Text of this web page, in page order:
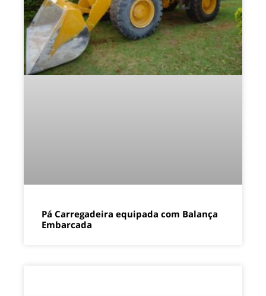
Pá Carregadeira equipada com Balança
Embarcada